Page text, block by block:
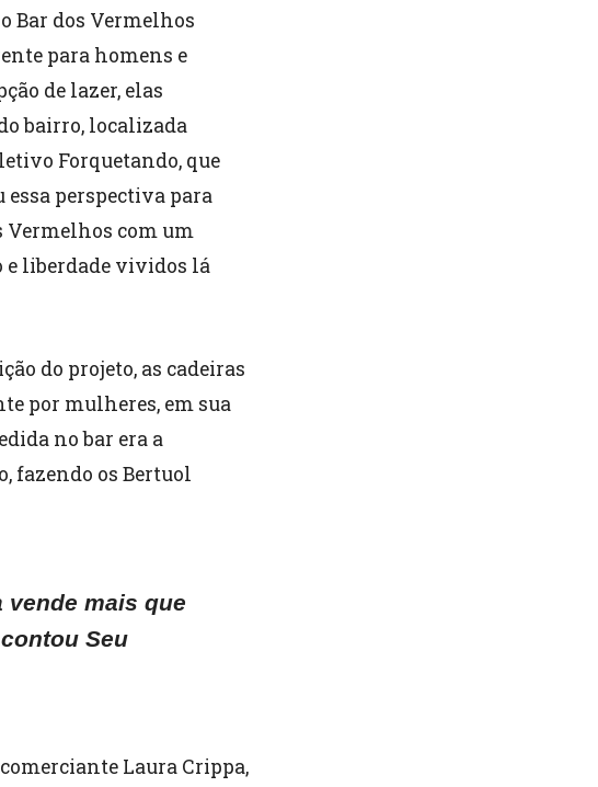
Bar dos Vermelhos
para homens e
de lazer, elas
bairro, localizada
Forquetando, que
perspectiva para
Vermelhos com um
e liberdade vividos lá
do projeto, as cadeiras
por mulheres, em sua
no bar era a
fazendo os Bertuol
vende mais que
Seu
Laura Crippa,